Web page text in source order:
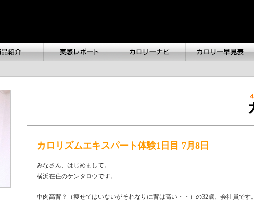
カロリズムエキスパート体験1日目 7月8日
みなさん、はじめまして。
横浜在住のケンタロウです。
中肉高背？（痩せてはいないがそれなりに背は高い・・）の32歳、会社員です。